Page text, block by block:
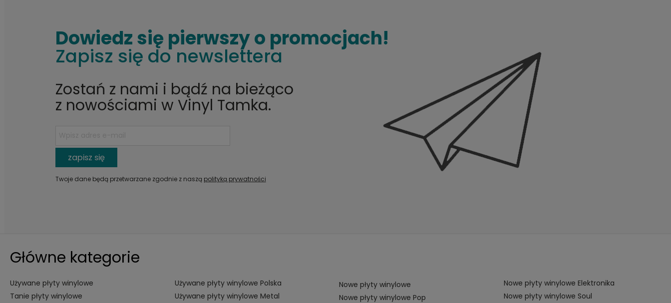
Dowiedz się pierwszy o promocjach!
Zapisz się do newslettera
Zostań z nami i bądź na bieżąco
z nowościami w Vinyl Tamka.
zapisz się
Twoje dane będą przetwarzane zgodnie z naszą polityką prywatności
Główne kategorie
Używane płyty winylowe
Tanie płyty winylowe
Używane płyty winylowe Polska
Używane płyty winylowe Metal
Nowe płyty winylowe
Nowe płyty winylowe Pop
Nowe płyty winylowe Elektronika
Nowe płyty winylowe Soul